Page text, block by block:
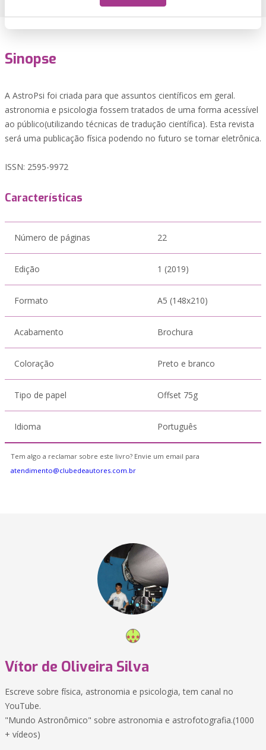
Sinopse
A AstroPsi foi criada para que assuntos científicos em geral.
astronomia e psicologia fossem tratados de uma forma acessível
ao público(utilizando técnicas de tradução científica). Esta revista
será uma publicação física podendo no futuro se tornar eletrônica.
ISSN: 2595-9972
Características
Número de páginas 22
Edição 1 (2019)
Formato A5 (148x210)
Acabamento Brochura
Coloração Preto e branco
Tipo de papel Offset 75g
Idioma Português
Tem algo a reclamar sobre este livro? Envie um email para
atendimento@clubedeautores.com.br
Vítor de Oliveira Silva
Escreve sobre física, astronomia e psicologia, tem canal no
YouTube.
"Mundo Astronômico" sobre astronomia e astrofotografia.(1000
+ vídeos)